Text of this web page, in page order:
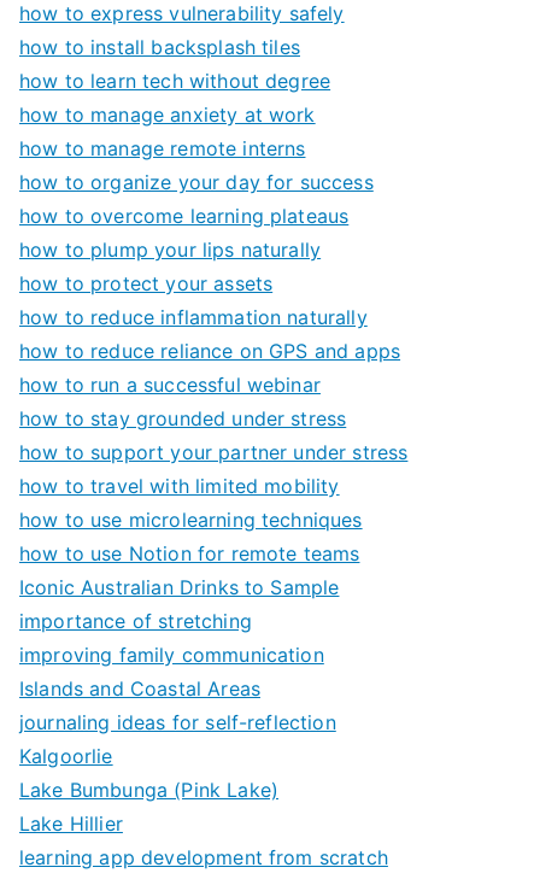
how to express vulnerability safely
how to install backsplash tiles
how to learn tech without degree
how to manage anxiety at work
how to manage remote interns
how to organize your day for success
how to overcome learning plateaus
how to plump your lips naturally
how to protect your assets
how to reduce inflammation naturally
how to reduce reliance on GPS and apps
how to run a successful webinar
how to stay grounded under stress
how to support your partner under stress
how to travel with limited mobility
how to use microlearning techniques
how to use Notion for remote teams
Iconic Australian Drinks to Sample
importance of stretching
improving family communication
Islands and Coastal Areas
journaling ideas for self-reflection
Kalgoorlie
Lake Bumbunga (Pink Lake)
Lake Hillier
learning app development from scratch